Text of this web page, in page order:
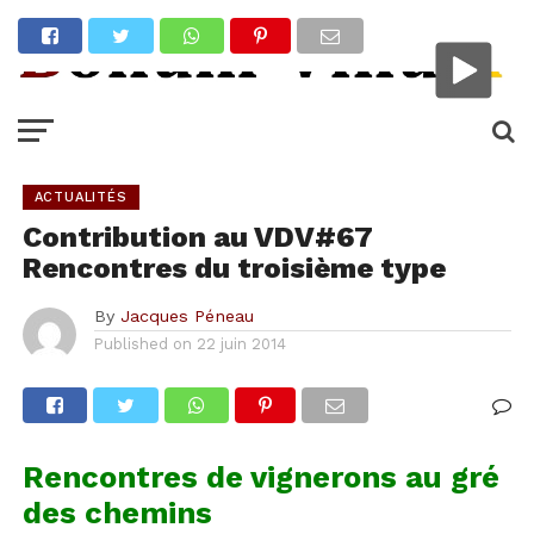
ACTUALITÉS
Contribution au VDV#67
Rencontres du troisième type
By Jacques Péneau
Published on 22 juin 2014
Rencontres de vignerons au gré
des chemins